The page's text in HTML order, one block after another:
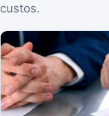
custos.